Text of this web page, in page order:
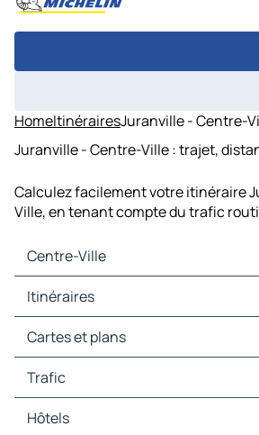
HomeItinérairesJuranville - Centre-
Juranville - Centre-Ville : trajet,
Calculez facilement votre itinéraire
Ville, en tenant compte du trafic
Centre-Ville
Centre-Ville Cartes et plans
Centre-Ville Trafic
Centre-Ville Hôtels
Centre-Ville Restaurants
Centre-Ville Stations-service
Itinéraires
Itinéraires Centre-Ville - Brême
Itinéraires Centre-Ville - Delmenhorst
Itinéraires Centre-Ville - Osterholz-
Itinéraires Centre-Ville - Stuhr
Itinéraires Centre-Ville - Lilienthal
Itinéraires Centre-Ville - Weyhe
Cartes et plans
Cartes et plans Brême
Cartes et plans Delmenhorst
Cartes et plans Osterholz-
Cartes et plans Stuhr
Trafic
Trafic Brême
Trafic Delmenhorst
Hôtels